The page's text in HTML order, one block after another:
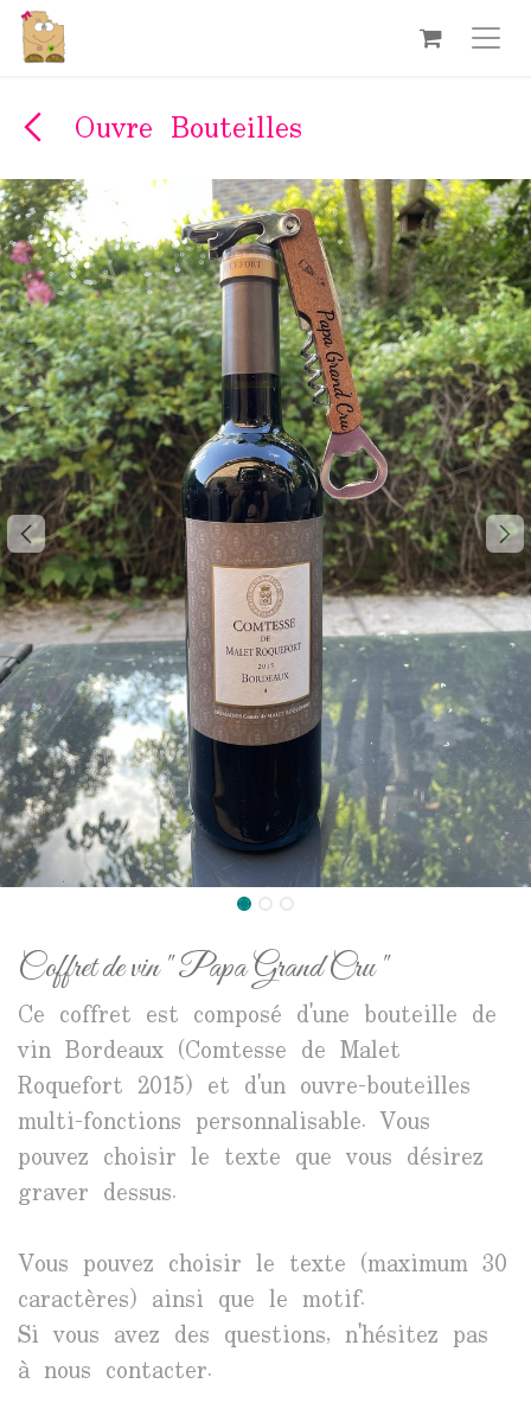
Se rendre au contenu
Ouvre Bouteilles
Coffret de vin " Papa Grand Cru "
Ce coffret est composé d'une bouteille de
vin Bordeaux (Comtesse de Malet
Roquefort 2015) et d'un ouvre-bouteilles
multi-fonctions personnalisable. Vous
pouvez choisir le texte que vous désirez
graver dessus.
Vous pouvez choisir le texte (maximum 30
caractères) ainsi que le motif.
Si vous avez des questions, n'hésitez pas
à nous contacter.